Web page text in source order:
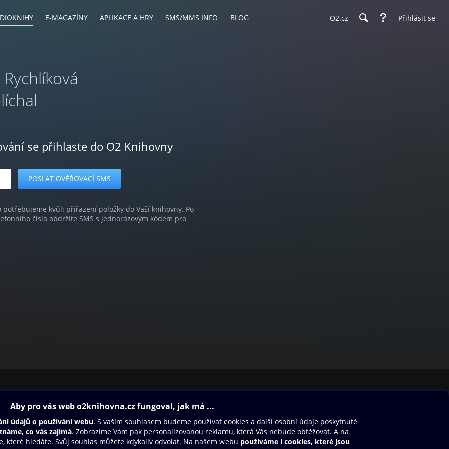
E-MAGAZÍNY APLIKACE A HRY SMS/MMS INFO BLOG O2.cz Přihlásit se
se přihlaste do O2 Knihovny
potřebujeme kvůli přiřazení položky do Vaší knihovny. Po
čísla obdržíte SMS s jednorázovým kódem pro
Oneplay Originály
Sport